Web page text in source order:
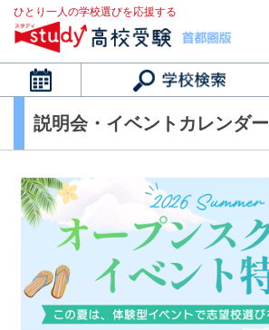
ひとり一人の学校選びを応援する
カレンダー
説明会・イベントカレンダー